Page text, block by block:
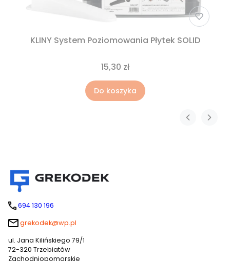
KLINY System Poziomowania Płytek SOLID
15,30 zł
Do koszyka
694 130 196
grekodek@wp.pl
ul. Jana Kilińskiego 79/1
72-320 Trzebiatów
Zachodniopomorskie